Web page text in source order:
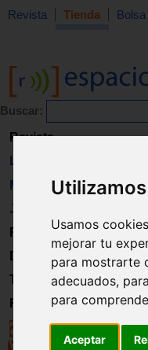
Usamos
mejorar tu
para mostrarte
adecuados,
para
Aceptar
Revista Tienda Bolsa
Buscar:
Revista
Libros
Material
Juguetes
Formación
Directorio
Trabajo
Registro